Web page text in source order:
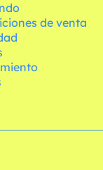
de venta